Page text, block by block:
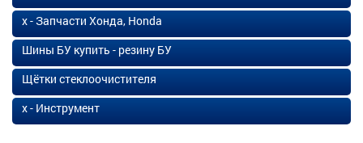
х - Запчасти Хонда, Honda
Шины БУ купить - резину БУ
Щётки стеклоочистителя
х - Инструмент